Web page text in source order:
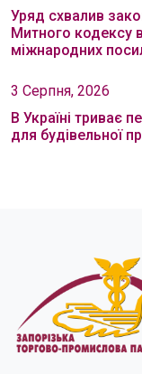
Уряд схвалив
Митного кодексу
міжнародних
3 Серпня, 2026
В Україні триває
для будівельної